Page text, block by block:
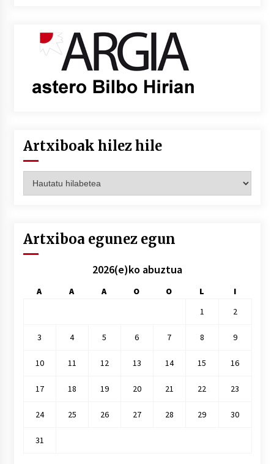
Artxiboak hilez hile
hilez
Artxiboa egunez egun
2026(e)ko abuztua
A A A O O L
I
1
2
3 4 5 6 7 8 9
10 11 12 13 14 15 16
17 18 19 20 21 22 23
24 25 26 27 28 29 30
31